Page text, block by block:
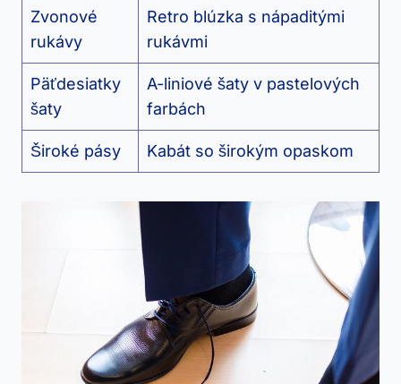
Zvonové
rukávy
Retro blúzka s nápaditými
rukávmi
Päťdesiatky
šaty
A-liniové šaty v pastelových
farbách
Široké pásy Kabát so širokým opaskom